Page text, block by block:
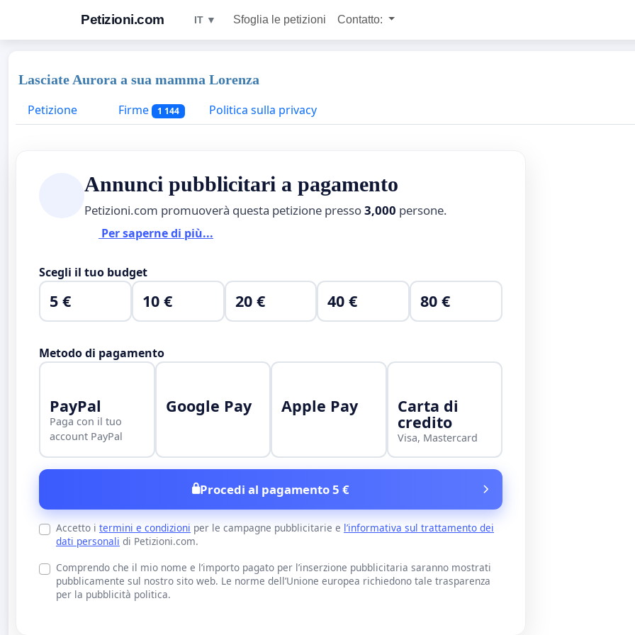
Petizioni.com IT ▼ Sfoglia le petizioni Contatto:
Lasciate Aurora a sua mamma Lorenza
Petizione
Firme 1 144 Politica sulla privacy
Annunci pubblicitari a pagamento
Petizioni.com promuoverà questa petizione presso3,000 persone.
Per saperne di più...
Scegli il tuo budget
5 € 10 € 20 € 40 € 80 €
Metodo di pagamento
PayPal
Paga con il tuo
account PayPal
Google Pay Apple Pay Carta di
credito
Visa, Mastercard
Procedi al pagamento 5 €
Accetto i termini e condizioni per le campagne pubblicitarie e l’informativa sul trattamento dei
dati personali di Petizioni.com.
Comprendo che il mio nome e l’importo pagato per l’inserzione pubblicitaria saranno mostrati
pubblicamente sul nostro sito web. Le norme dell’Unione europea richiedono tale trasparenza
per la pubblicità politica.